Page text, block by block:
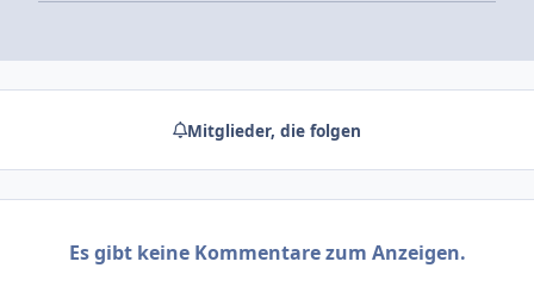
Mitglieder, die folgen
Es gibt keine Kommentare zum Anzeigen.